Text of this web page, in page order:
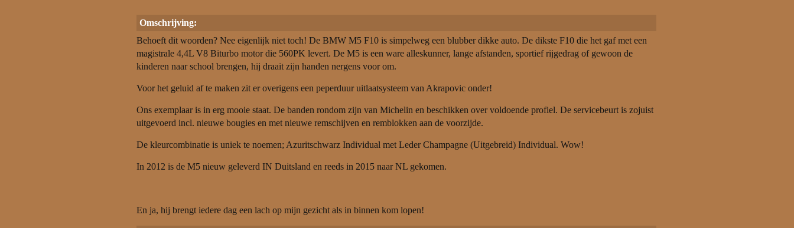
Omschrijving:
Behoeft dit woorden? Nee eigenlijk niet toch! De BMW M5 F10 is simpelweg een blubber dikke auto. De dikste F10 die het gaf met een
magistrale 4,4L V8 Biturbo motor die 560PK levert. De M5 is een ware alleskunner, lange afstanden, sportief rijgedrag of gewoon de
kinderen naar school brengen, hij draait zijn handen nergens voor om.
Voor het geluid af te maken zit er overigens een peperduur uitlaatsysteem van Akrapovic onder!
Ons exemplaar is in erg mooie staat. De banden rondom zijn van Michelin en beschikken over voldoende profiel. De servicebeurt is zojuist
uitgevoerd incl. nieuwe bougies en met nieuwe remschijven en remblokken aan de voorzijde.
De kleurcombinatie is uniek te noemen; Azuritschwarz Individual met Leder Champagne (Uitgebreid) Individual. Wow!
In 2012 is de M5 nieuw geleverd IN Duitsland en reeds in 2015 naar NL gekomen.
En ja, hij brengt iedere dag een lach op mijn gezicht als in binnen kom lopen!